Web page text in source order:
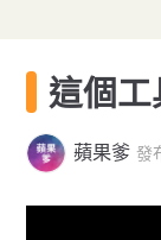
這個
蘋果爹 發